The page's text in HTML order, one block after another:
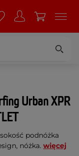
Urban XPR
podnóżka
nóżka. więcej